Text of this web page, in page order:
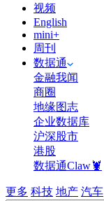
视频
English
mini+
周刊
数据通
金融我闻
商圈
地缘图志
企业数据库
沪深股市
港股
数据通Claw🦞
更多 科技 地产 汽车